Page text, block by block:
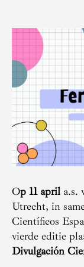
Op 11 april a.s.
Utrecht, in
Científicos
vierde editie
Divulgación